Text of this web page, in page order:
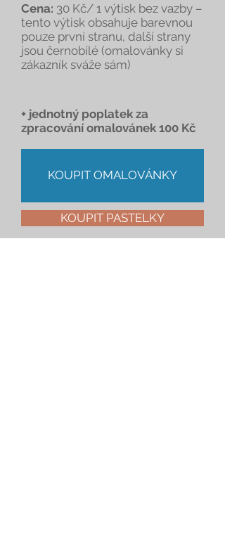
Cena: 30 Kč/ 1 výtisk bez vazby –
tento výtisk obsahuje barevnou
pouze první stranu, další strany
jsou černobílé (omalovánky si
zákazník sváže sám)
+ jednotný poplatek za
zpracování omalovánek 100 Kč
KOUPIT OMALOVÁNKY
KOUPIT PASTELKY